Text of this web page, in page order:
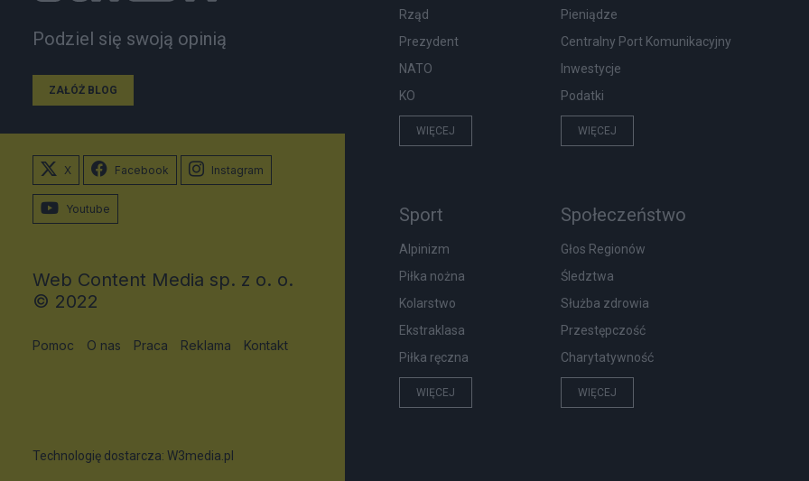
Podziel się swoją opinią
ZAŁÓŻ BLOG
Rząd
Prezydent
NATO
KO
WIĘCEJ
Pieniądze
Centralny Port Komunikacyjny
Inwestycje
Podatki
WIĘCEJ
Sport
Alpinizm
Piłka nożna
Kolarstwo
Ekstraklasa
Piłka ręczna
WIĘCEJ
Społeczeństwo
Głos Regionów
Śledztwa
Służba zdrowia
Przestępczość
Charytatywność
WIĘCEJ
X Facebook Instagram
Youtube
Web Content Media sp. z o. o.
© 2022
Pomoc O nas Praca Reklama Kontakt
Technologię dostarcza: W3media.pl